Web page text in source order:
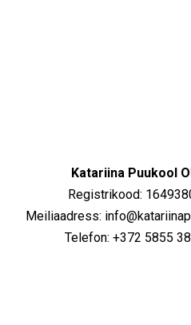
Katariina Puukool
Registrikood:
Meiliaadress:
Telefon: +372 5855